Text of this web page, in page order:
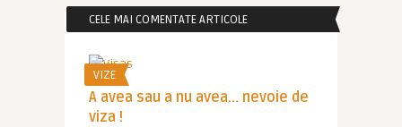
CELE MAI COMENTATE ARTICOLE
VIZE
A avea sau a nu avea… nevoie de
viza !